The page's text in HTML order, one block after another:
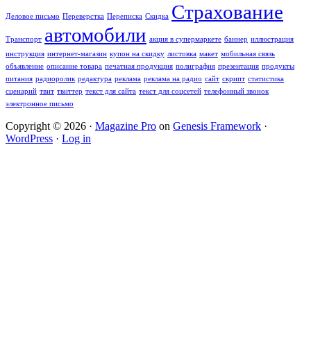
Деловое письмо Переверстка Переписка Скидка Страхование
Транспорт автомобили акция в супермаркете баннер иллюстрация
инструкция интернет-магазин купон на скидку листовка макет мобильная связь
объявление описание товара печатная продукция полиграфия презентация продукты
питания радиоролик редактура реклама реклама на радио сайт скрипт статистика
сценарий твит твиттер текст для сайта текст для соцсетей телефонный звонок
электронное письмо
Copyright © 2026 · Magazine Pro on Genesis Framework ·
WordPress · Log in